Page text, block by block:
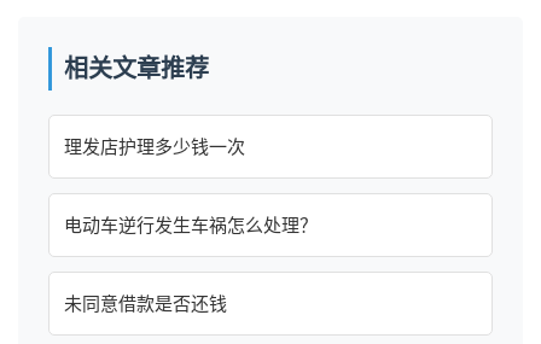
相关文章推荐
理发店护理多少钱一次
电动车逆行发生车祸怎么处理？
未同意借款是否还钱